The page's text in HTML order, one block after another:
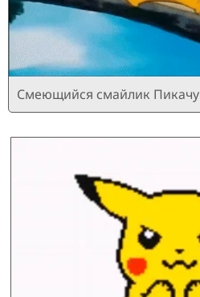
Смеющийся смайлик Пикачу